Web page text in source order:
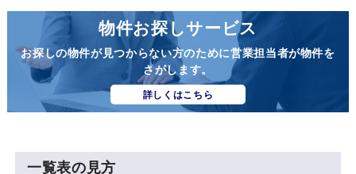
物件お探しサービス
お探しの物件が見つからない方のために営業担当者が物件を
さがします。
詳しくはこちら
一覧表の見方